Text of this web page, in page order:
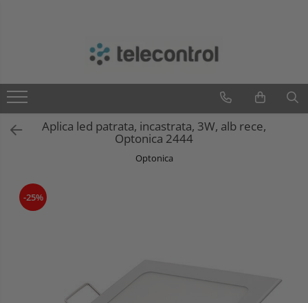
Teletask
Artsound
IntelightAplica led patrata, incastrata, 3W, alb rece,
Optonica 2444
Optonica
-25%